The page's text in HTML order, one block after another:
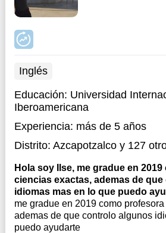
Inglés
Educación: Universidad
Iberoamericana
Experiencia: más de 5 años
Distrito: Azcapotzalcoy 127
Hola soy Ilse, me gradue en
ciencias exactas, ademas de
idiomas mas en lo que puedo
me gradue en 2019 como
ademas de que controlo algunos
puedo ayudarte